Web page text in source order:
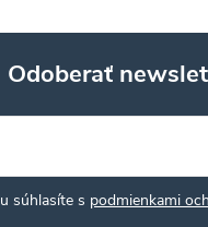
Odoberať
súhlasíte s podmienkami